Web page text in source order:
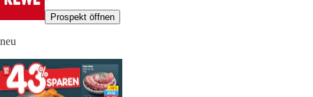
Prospekt öffnen
neu